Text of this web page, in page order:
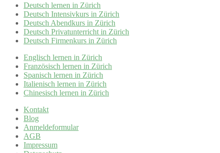
Deutsch lernen in Zürich
Deutsch Intensivkurs in Zürich
Deutsch Abendkurs in Zürich
Deutsch Privatunterricht in Zürich
Deutsch Firmenkurs in Zürich
Englisch lernen in Zürich
Französisch lernen in Zürich
Spanisch lernen in Zürich
Italienisch lernen in Zürich
Chinesisch lernen in Zürich
Kontakt
Blog
Anmeldeformular
AGB
Impressum